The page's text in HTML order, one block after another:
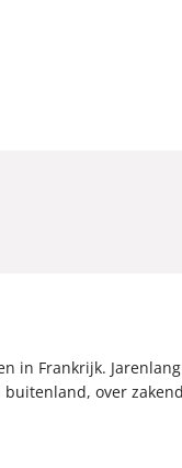
in Frankrijk.
over